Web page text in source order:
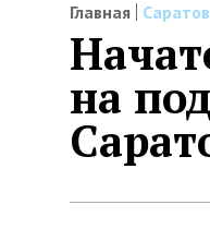
Главная
на